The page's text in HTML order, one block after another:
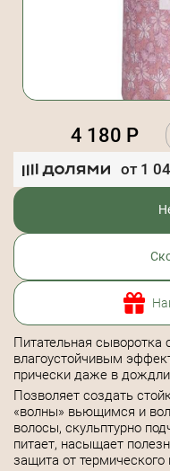
4 180 Р
от 1
Питательная сыворотка
влагоустойчивым
прически даже в
Позволяет создать
«волны» вьющимся и
волосы, скульптурно
питает, насыщает
защита от термического